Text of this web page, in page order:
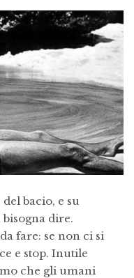
bacio, e su
dire.
fare: se non ci si
e stop. Inutile
che gli umani